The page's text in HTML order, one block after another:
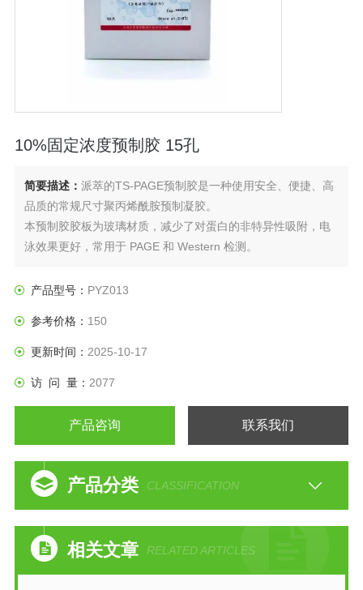
10%固定浓度预制胶 15孔
简要描述： 派萃的TS-PAGE预制胶是一种使用安全、便捷、高
品质的常规尺寸聚丙烯酰胺预制凝胶。
本预制胶胶板为玻璃材质，减少了对蛋白的非特异性吸附，电
泳效果更好，常用于 PAGE 和 Western 检测。
产品型号： PYZ013
参考价格： 150
更新时间： 2025-10-17
访 问 量： 2077
产品咨询 联系我们
产品分类 CLASSIFICATION
相关文章 RELATED ARTICLES